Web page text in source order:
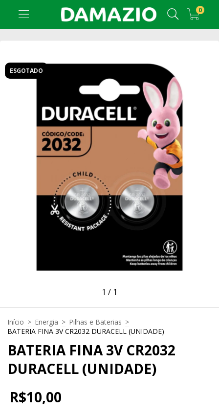
0
ESGOTADO
1 / 1
Início > Energia > Pilhas e Baterias >
BATERIA FINA 3V CR2032 DURACELL (UNIDADE)
BATERIA FINA 3V CR2032
DURACELL (UNIDADE)
R$10,00